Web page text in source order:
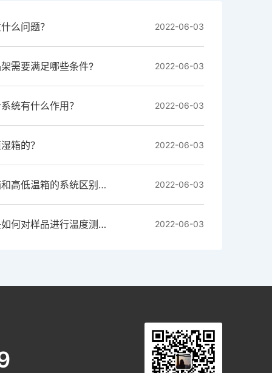
么问题？ 2022-06-03
需要满足哪些条件? 2022-06-03
统有什么作用？ 2022-06-03
箱的？ 2022-06-03
上海助蓝的恒温恒湿箱和高低温箱的系统区别是什么？ 2022-06-03
可编程恒温恒湿试验是如何对样品进行温度测试的？ 2022-06-03